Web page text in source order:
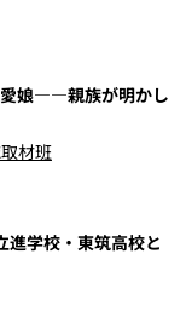
娘――親族が明かし
材班
進学校・東筑高校と